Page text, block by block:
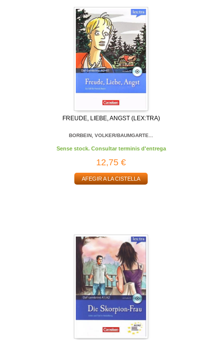
FREUDE, LIEBE, ANGST (LEX:TRA)
BORBEIN, VOLKER/BAUMGARTE...
Sense stock. Consultar terminis d'entrega
12,75 €
AFEGIR A LA CISTELLA